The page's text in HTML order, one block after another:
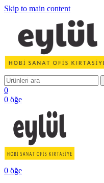
Skip to main content
0
0 öğe
0 öğe